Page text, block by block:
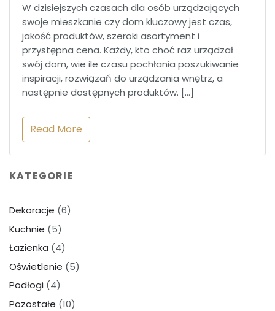
W dzisiejszych czasach dla osób urządzających
swoje mieszkanie czy dom kluczowy jest czas,
jakość produktów, szeroki asortyment i
przystępna cena. Każdy, kto choć raz urządzał
swój dom, wie ile czasu pochłania poszukiwanie
inspiracji, rozwiązań do urządzania wnętrz, a
następnie dostępnych produktów. […]
Read More
KATEGORIE
Dekoracje (6)
Kuchnie (5)
Łazienka (4)
Oświetlenie (5)
Podłogi (4)
Pozostałe (10)